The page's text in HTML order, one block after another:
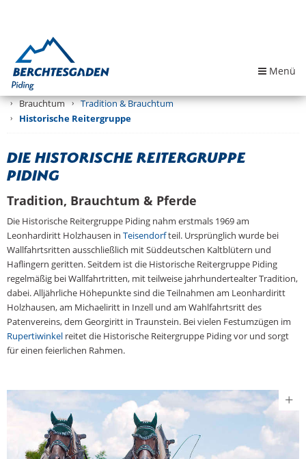
Menü
Brauchtum
Tradition & Brauchtum
Historische Reitergruppe
Die Historische Reitergruppe
Piding
Tradition, Brauchtum & Pferde
Die Historische Reitergruppe Piding nahm erstmals 1969 am
Leonhardiritt Holzhausen in Teisendorfteil. Ursprünglich wurde bei
Wallfahrtsritten ausschließlich mit Süddeutschen Kaltblütern und
Haflingern geritten. Seitdem ist die Historische Reitergruppe Piding
regelmäßig bei Wallfahrtritten, mit teilweise jahrhundertealter Tradition,
dabei. Alljährliche Höhepunkte sind die Teilnahmen am Leonhardiritt
Holzhausen, am Michaeliritt in Inzell und am Wahlfahrtsritt des
Patenvereins, dem Georgiritt in Traunstein. Bei vielen Festumzügen im
Rupertiwinkel reitet die Historische Reitergruppe Piding vor und sorgt
für einen feierlichen Rahmen.